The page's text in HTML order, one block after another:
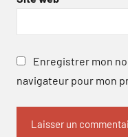
Enregistrer mon
navigateur pour mon